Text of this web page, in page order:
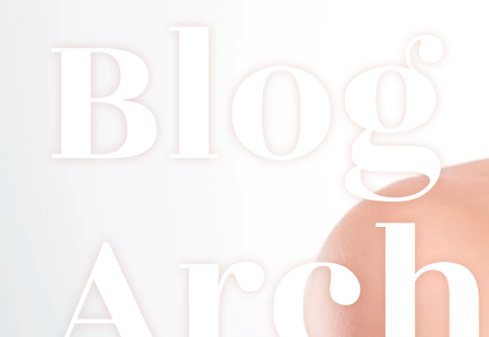
Blog